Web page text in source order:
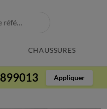
CHAUSSURES
899013 Appliquer